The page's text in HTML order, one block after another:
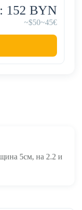
152 BYN
~$50~45€
5см, на 2.2 и